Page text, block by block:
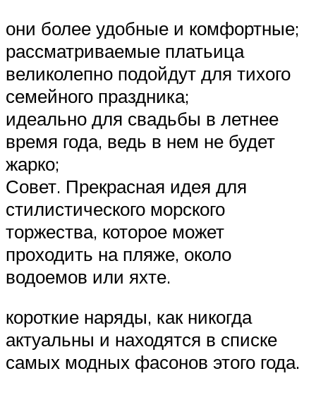
они более удобные и комфортные;
рассматриваемые платьица
великолепно подойдут для тихого
семейного праздника;
идеально для свадьбы в летнее
время года, ведь в нем не будет
жарко;
Совет. Прекрасная идея для
стилистического морского
торжества, которое может
проходить на пляже, около
водоемов или яхте.
короткие наряды, как никогда
актуальны и находятся в списке
самых модных фасонов этого года.